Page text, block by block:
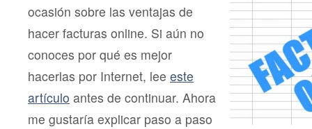
ocasión sobre las ventajas de
hacer facturas online. Si aún no
conoces por qué es mejor
hacerlas por Internet, lee este
artículo antes de continuar. Ahora
me gustaría explicar paso a paso